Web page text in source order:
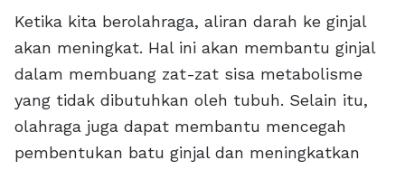
Ketika kita berolahraga, aliran darah ke ginjal
akan meningkat. Hal ini akan membantu ginjal
dalam membuang zat-zat sisa metabolisme
yang tidak dibutuhkan oleh tubuh. Selain itu,
olahraga juga dapat membantu mencegah
pembentukan batu ginjal dan meningkatkan